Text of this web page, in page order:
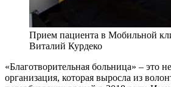
Прием пациента в Мобильной
Виталий Курдеко
«Благотворительная больница» – это
организация, которая выросла из